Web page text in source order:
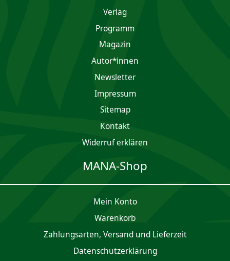
Verlag
Programm
Magazin
Autor*innen
Newsletter
Impres­sum
Sitemap
Kontakt
Widerruf erklären
MANA-Shop
Mein Konto
Waren­korb
Zahlungsarten, Versand und Lieferzeit
Daten­schutz­er­klärung